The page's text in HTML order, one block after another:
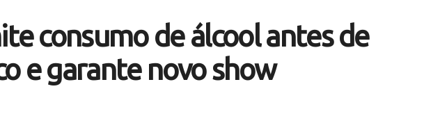
consumo de álcool antes de
e garante novo show